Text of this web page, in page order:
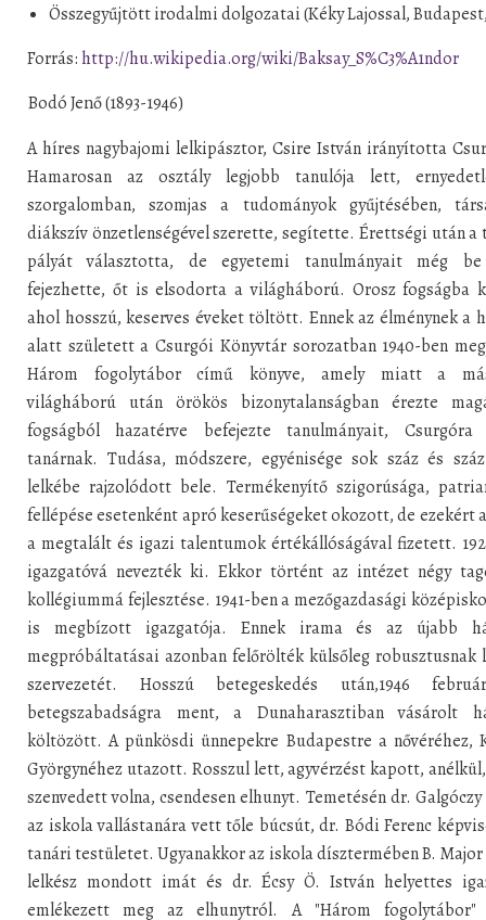
Összegyűjtött irodalmi dolgozatai (Kéky Lajossal, Budapest,
Forrás: http://hu.wikipedia.org/wiki/Baksay_S%C3%A1ndor
Bodó Jenő (1893-1946)
A híres nagybajomi lelkipásztor, Csire István irányította
Hamarosan az osztály legjobb tanulója lett,
szorgalomban, szomjas a tudományok gyűjtésében,
diákszív önzetlenségével szerette, segítette. Érettségi után a
pályát választotta, de egyetemi tanulmányait még
fejezhette, őt is elsodorta a világháború. Orosz fogságba
ahol hosszú, keserves éveket töltött. Ennek az élménynek a
alatt született a Csurgói Könyvtár sorozatban 1940-ben
Három fogolytábor című könyve, amely miatt a
világháború után örökös bizonytalanságban érezte
fogságból hazatérve befejezte tanulmányait, Csurgóra
tanárnak. Tudása, módszere, egyénisége sok száz és
lelkébe rajzolódott bele. Termékenyítő szigorúsága,
fellépése esetenként apró keserűségeket okozott, de ezekért
a megtalált és igazi talentumok értékállóságával fizetett.
igazgatóvá nevezték ki. Ekkor történt az intézet négy
kollégiummá fejlesztése. 1941-ben a mezőgazdasági
is megbízott igazgatója. Ennek irama és az újabb
megpróbáltatásai azonban felőrölték külsőleg robusztusnak
szervezetét. Hosszú betegeskedés után,1946
betegszabadságra ment, a Dunaharasztiban vásárolt
költözött. A pünkösdi ünnepekre Budapestre a nővéréhez,
Györgynéhez utazott. Rosszul lett, agyvérzést kapott,
szenvedett volna, csendesen elhunyt. Temetésén dr. Galgóczy
az iskola vallástanára vett tőle búcsút, dr. Bódi Ferenc
tanári testületet. Ugyanakkor az iskola dísztermében B. Major
lelkész mondott imát és dr. Écsy Ö. István helyettes
emlékezett meg az elhunytról. A "Három fogolytábor"